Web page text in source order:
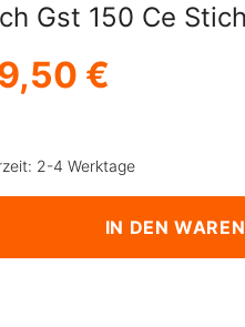
Gst 150 Ce
€
2-4 Werktage
IN DEN